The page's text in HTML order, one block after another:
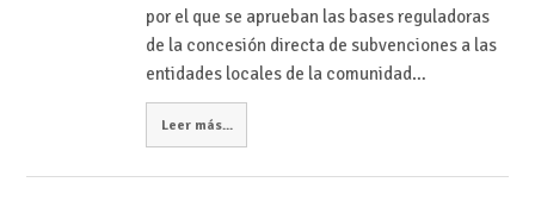
por el que se aprueban las bases reguladoras
de la concesión directa de subvenciones a las
entidades locales de la comunidad…
Leer más...